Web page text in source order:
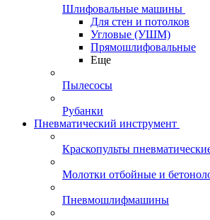
Шлифовальные машины
Для стен и потолков
Угловые (УШМ)
Прямошлифовальные
Еще
Пылесосы
Рубанки
Пневматический инструмент
Краскопульты
Молотки отбойные и
Пневмошлифмашины